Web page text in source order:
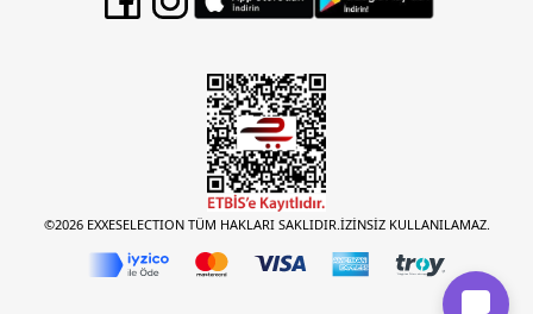
©2026 EXXESELECTION TÜM HAKLARI SAKLIDIR.İZİNSİZ KULLANILAMAZ.